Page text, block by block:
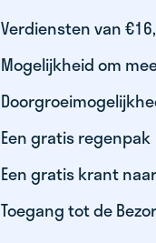
Verdiensten van
Mogelijkheid om
Een gratis regenpak
Een gratis krant
Toegang tot de